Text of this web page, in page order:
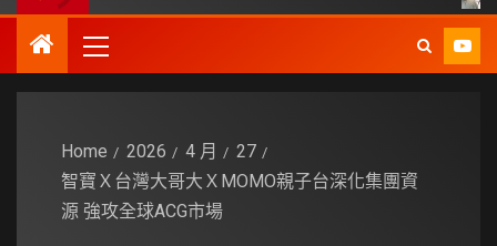
Home 2026 4 月
27
智寶Ｘ台灣大哥大ＸMOMO親子台深化集團資
源 強攻全球ACG市場